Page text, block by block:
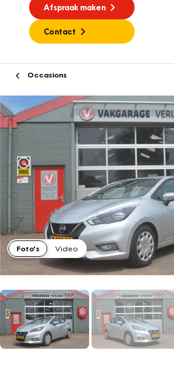
Afspraak maken
Contact
Occasions
Foto's
Video